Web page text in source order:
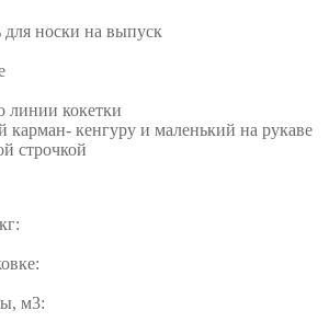
для носки на выпуск
линии кокетки
карман- кенгуру и маленький на рукаве
строчкой
м3: